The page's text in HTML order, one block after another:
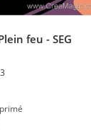
feu - SEG